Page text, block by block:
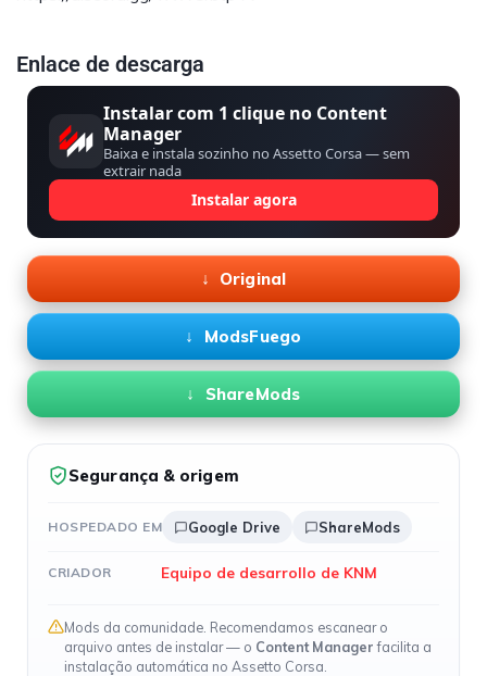
Enlace de descarga
Instalar com 1 clique no Content
Manager
Baixa e instala sozinho no Assetto Corsa — sem
extrair nada
Instalar agora
Original
ModsFuego
ShareMods
Segurança & origem
HOSPEDADO EM Google Drive ShareMods
CRIADOR Equipo de desarrollo de KNM
Mods da comunidade. Recomendamos escanear o
arquivo antes de instalar — o Content Managerfacilita a
instalação automática no Assetto Corsa.